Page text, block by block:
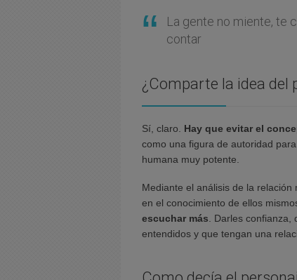
La gente no miente, te
contar
¿Comparte la idea del
Sí, claro. Hay que evitar el
como una figura de autoridad
humana muy potente.
Mediante el análisis de la
en el conocimiento de ellos
escuchar más. Darles confianza,
entendidos y que tengan una